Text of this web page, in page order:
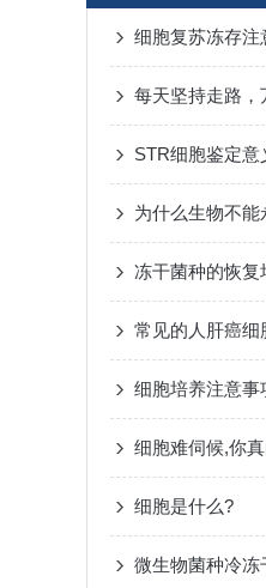
细胞复苏冻存注
每天坚持走路，
STR细胞鉴定意
为什么生物不能
冻干菌种的恢复
常见的人肝癌细
细胞培养注意事
细胞难伺候,你
细胞是什么?